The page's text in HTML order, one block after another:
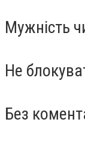
Мужність
Не
Без